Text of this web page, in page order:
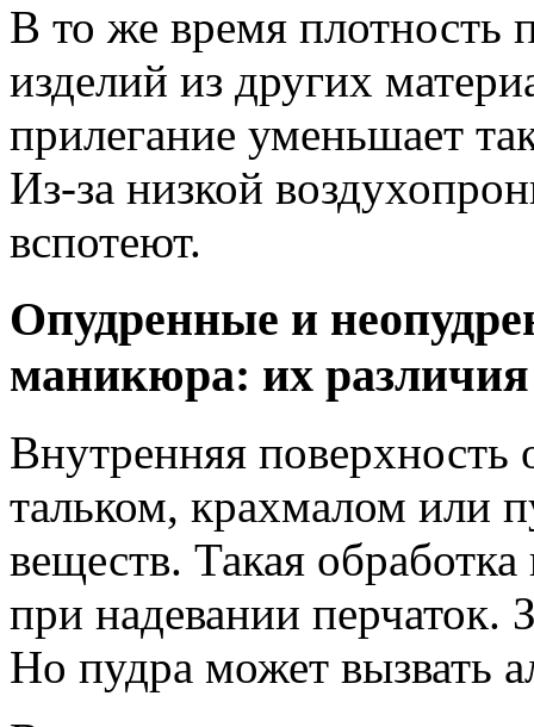
В то же время плотность
изделий из других
прилегание уменьшает
Из-за низкой
вспотеют.
Опудренные и
маникюра: их различия
Внутренняя
тальком, крахмалом или
веществ. Такая
при надевании перчаток.
Но пудра может вызвать